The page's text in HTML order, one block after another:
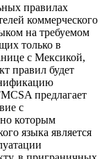
правилах
коммерческого
на требуемом
только в
с Мексикой,
правил будет
предлагает
с
которым
языка является